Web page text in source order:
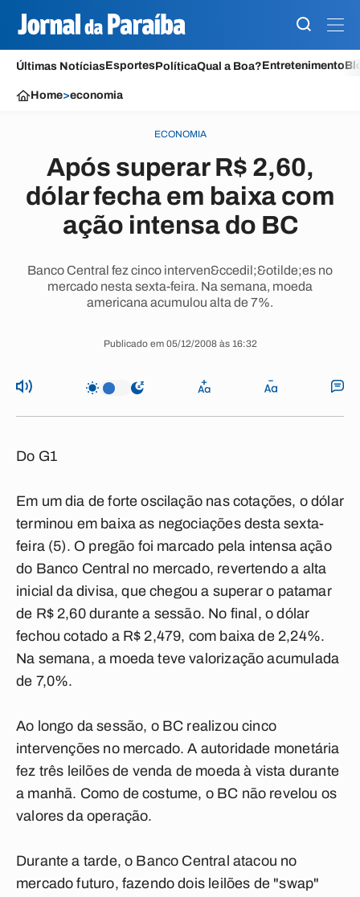
Últimas NotíciasEsportesPolíticaQual a Boa?Entretenimento
Home>economia
ECONOMIA
Após superar R$ 2,60,
dólar fecha em baixa com
ação intensa do BC
Banco Central fez cinco interven&ccedil;&otilde;es no
mercado nesta sexta-feira. Na semana, moeda
americana acumulou alta de 7%.
Publicado em 05/12/2008 às 16:32
Do G1
Em um dia de forte oscilação nas cotações, o dólar
terminou em baixa as negociações desta sexta-
feira (5). O pregão foi marcado pela intensa ação
do Banco Central no mercado, revertendo a alta
inicial da divisa, que chegou a superar o patamar
de R$ 2,60 durante a sessão. No final, o dólar
fechou cotado a R$ 2,479, com baixa de 2,24%.
Na semana, a moeda teve valorização acumulada
de 7,0%.
Ao longo da sessão, o BC realizou cinco
intervenções no mercado. A autoridade monetária
fez três leilões de venda de moeda à vista durante
a manhã. Como de costume, o BC não revelou os
valores da operação.
Durante a tarde, o Banco Central atacou no
mercado futuro, fazendo dois leilões de "swap"